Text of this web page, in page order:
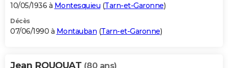
10/05/1936 à Montesquieu (Tarn-et-Garonne)
Décès
07/06/1990 à Montauban (Tarn-et-Garonne)
Jean ROUQUAT (80 ans)